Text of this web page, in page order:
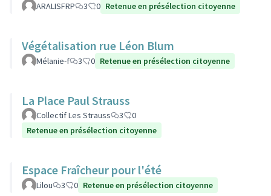
ARALISFRP 3 0 Retenue en présélection citoyenne
Végétalisation rue Léon Blum
Mélanie-f 3 0 Retenue en présélection citoyenne
La Place Paul Strauss
Collectif Les Strauss 3
0
Retenue en présélection citoyenne
Espace Fraîcheur pour l'été
Lilou 3 0 Retenue en présélection citoyenne